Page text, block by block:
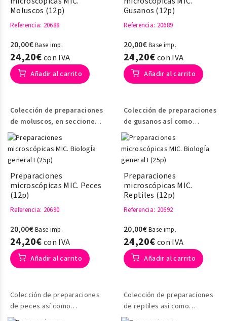
Moluscos (12p)
Referencia: 20688
20,00€Base imp.
24,20€con IVA
Añadir al carrito
Colección de preparaciones
de moluscos, en secciones
de los mismos.
Gusanos (12p)
Referencia: 20689
20,00€Base imp.
24,20€con IVA
Añadir al carrito
Colección de preparaciones
de gusanos así como
secciones de los mismos
Preparaciones
microscópicas MIC. Peces
(12p)
Referencia: 20690
20,00€Base imp.
24,20€con IVA
Añadir al carrito
Colección de preparaciones
de peces así como
secciones de los mismos.
Preparaciones
microscópicas MIC.
Reptiles (12p)
Referencia: 20692
20,00€Base imp.
24,20€con IVA
Añadir al carrito
Colección de preparaciones
de reptiles así como
secciones de los mismos